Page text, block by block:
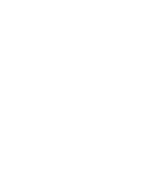
7.0 g